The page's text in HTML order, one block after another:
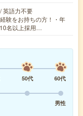
英語力不要
験をお持ちの方！・年
名以上採用…
50代
60代
男性